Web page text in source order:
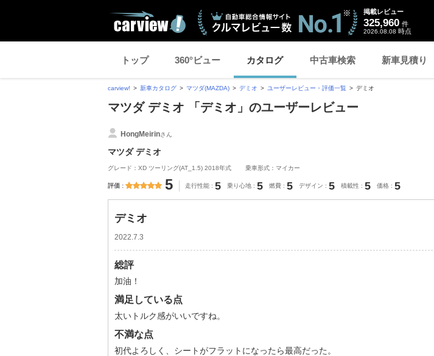
掲載レビュー
325,960 件
2026.08.08 時点
トップ 360°ビュー カタログ 中古車検索 新車見積り
carview! 新車カタログ マツダ(MAZDA) デミオ ユーザーレビュー・評価一覧 デミオ
マツダ デミオ 「デミオ」のユーザーレビュー
HongMeirinさん
マツダ デミオ
グレード：XD ツーリング(AT_1.5) 2018年式 乗車形式：マイカー
評価 5 走行性能 5 乗り心地 5 燃費 5 デザイン 5 積載性 5 価格 5
デミオ
2022.7.3
総評
加油！
満足している点
太いトルク感がいいですね。
不満な点
初代よろしく、シートがフラットになったら最高だった。